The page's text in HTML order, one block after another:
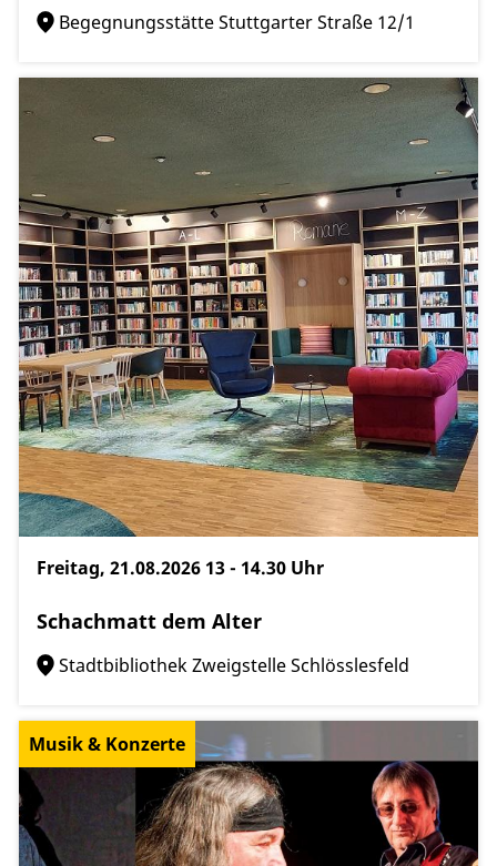
Begegnungsstätte Stuttgarter Straße 12/1
Freitag, 21.08.2026 13 - 14.30 Uhr
Schachmatt dem Alter
Stadtbibliothek Zweigstelle Schlösslesfeld
Musik & Konzerte